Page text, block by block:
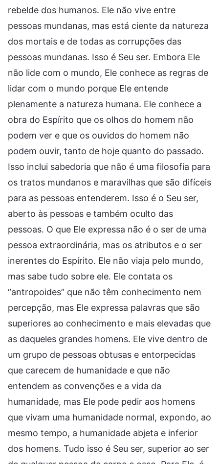
rebelde dos humanos. Ele não vive entre
pessoas mundanas, mas está ciente da natureza
dos mortais e de todas as corrupções das
pessoas mundanas. Isso é Seu ser. Embora Ele
não lide com o mundo, Ele conhece as regras de
lidar com o mundo porque Ele entende
plenamente a natureza humana. Ele conhece a
obra do Espírito que os olhos do homem não
podem ver e que os ouvidos do homem não
podem ouvir, tanto de hoje quanto do passado.
Isso inclui sabedoria que não é uma filosofia para
os tratos mundanos e maravilhas que são difíceis
para as pessoas entenderem. Isso é o Seu ser,
aberto às pessoas e também oculto das
pessoas. O que Ele expressa não é o ser de uma
pessoa extraordinária, mas os atributos e o ser
inerentes do Espírito. Ele não viaja pelo mundo,
mas sabe tudo sobre ele. Ele contata os
“antropoides” que não têm conhecimento nem
percepção, mas Ele expressa palavras que são
superiores ao conhecimento e mais elevadas que
as daqueles grandes homens. Ele vive dentro de
um grupo de pessoas obtusas e entorpecidas
que carecem de humanidade e que não
entendem as convenções e a vida da
humanidade, mas Ele pode pedir aos homens
que vivam uma humanidade normal, expondo, ao
mesmo tempo, a humanidade abjeta e inferior
dos homens. Tudo isso é Seu ser, superior ao ser